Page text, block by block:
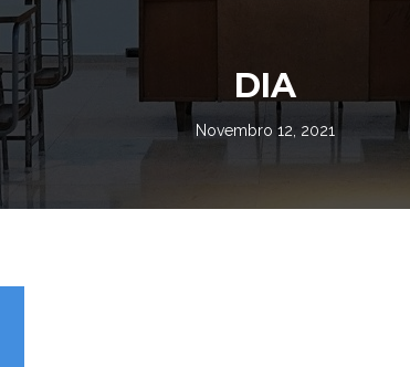
DIA
Novembro 12, 2021